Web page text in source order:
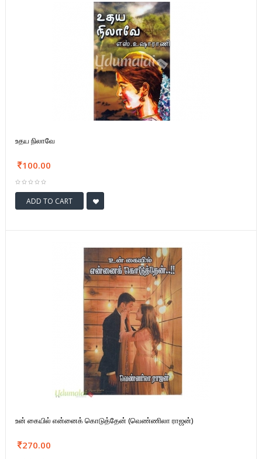
உதய நிலாவே
100.00
ADD TO CART
உன் கையில் என்னைக் கொடுத்தேன் (வெண்ணிலா ராஜன்)
270.00